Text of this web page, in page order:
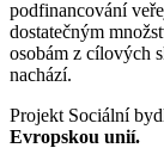
podfinancování
dostatečným
osobám z cílových
nachází.
Projekt Sociální
Evropskou unií.